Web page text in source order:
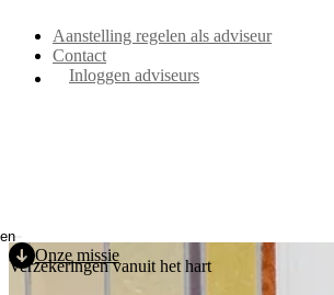
Aanstelling regelen als adviseur
Contact
Inloggen adviseurs
Verzekeringen vanuit het hart
Onze missie